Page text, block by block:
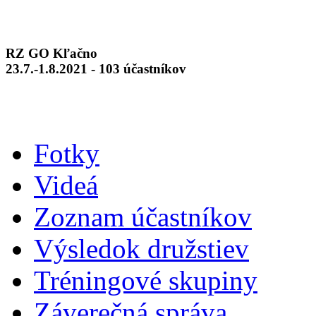
RZ GO Kľačno
23.7.-1.8.2021 - 103 účastníkov
Fotky
Videá
Zoznam účastníkov
Výsledok družstiev
Tréningové skupiny